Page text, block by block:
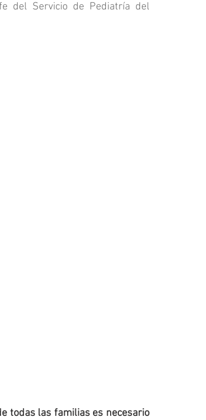
del Servicio de Pediatría del
todas las familias es necesario